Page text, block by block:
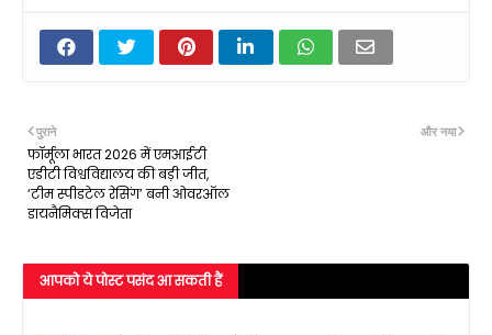
और नया
पुराने
फॉर्मूला भारत 2026 में एमआईटी
एडीटी विश्वविद्यालय की बड़ी जीत,
‘टीम स्पीडटेल रेसिंग’ बनी ओवरऑल
डायनैमिक्स विजेता
आपको ये पोस्ट पसंद आ सकती हैं